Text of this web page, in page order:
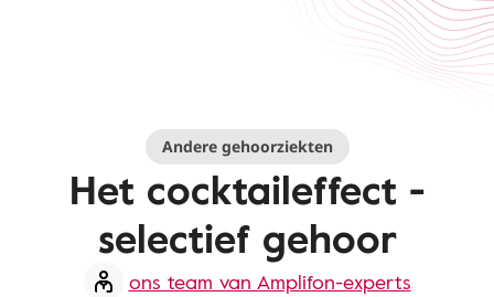
Andere gehoorziekten
Het cocktaileffect -
selectief gehoor
ons team van Amplifon-experts